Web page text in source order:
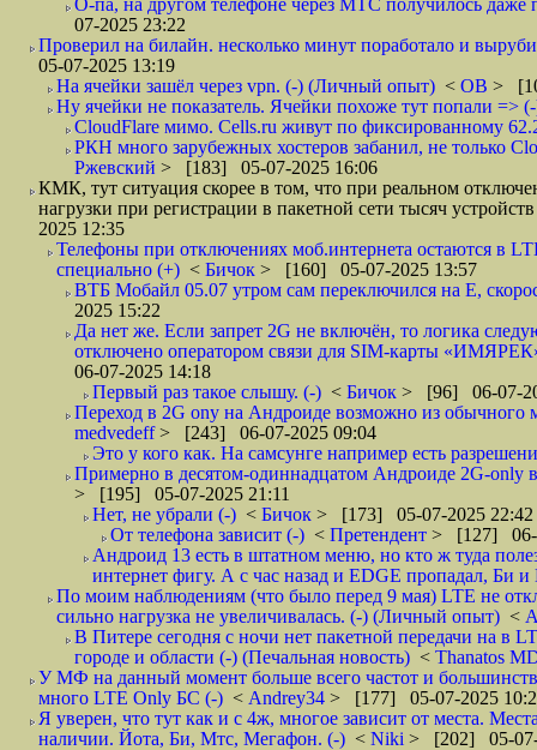
О-па, на другом телефоне через МТС получилось даже
07-2025 23:22
Проверил на билайн. несколько минут поработало и
05-07-2025 13:19
На ячейки зашёл через vpn. (-) (Личный опыт) < ОВ >
Ну ячейки не показатель. Ячейки похоже тут попали =>
CloudFlare мимо. Cells.ru живут по фиксированному
РКН много зарубежных хостеров забанил, не только
Ржевский > [183] 05-07-2025 16:06
КМК, тут ситуация скорее в том, что при реальном
нагрузки при регистрации в пакетной сети тысяч
2025 12:35
Телефоны при отключениях моб.интернета остаются в
специально (+) < Бичок > [160] 05-07-2025 13:57
ВТБ Мобайл 05.07 утром сам переключился на Е,
2025 15:22
Да нет же. Если запрет 2G не включён, то логика
отключено оператором связи для SIM-карты
06-07-2025 14:18
Первый раз такое слышу. (-) < Бичок > [96] 06-07-
Переход в 2G ony на Андроиде возможно из обычного
medvedeff> [243] 06-07-2025 09:04
Это у кого как. На самсунге например есть
Примерно в десятом-одиннадцатом Андроиде 2G-only
> [195] 05-07-2025 21:11
Нет, не убрали (-) < Бичок > [173] 05-07-2025 22:42
От телефона зависит (-) < Претендент > [127] 06-
Андроид 13 есть в штатном меню, но кто ж туда
интернет фигу. А с час назад и EDGE пропадал, Би
По моим наблюдениям (что было перед 9 мая) LTE не
сильно нагрузка не увеличивалась. (-) (Личный опыт) <
В Питере сегодня с ночи нет пакетной передачи на
городе и области (-) (Печальная новость) < Thanatos
У МФ на данный момент больше всего частот и
много LTE Only БС (-) < Andrey34 > [177] 05-07-2025
Я уверен, что тут как и с 4ж, многое зависит от места.
наличии. Йота, Би, Мтс, Мегафон. (-) < Niki > [202] 05-07-